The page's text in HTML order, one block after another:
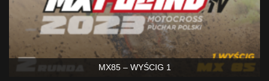
MX85 – WYŚCIG 1